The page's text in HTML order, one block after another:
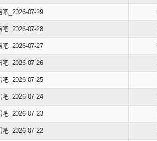
吧_2026-07-29
吧_2026-07-28
吧_2026-07-27
吧_2026-07-26
吧_2026-07-25
吧_2026-07-24
吧_2026-07-23
吧_2026-07-22